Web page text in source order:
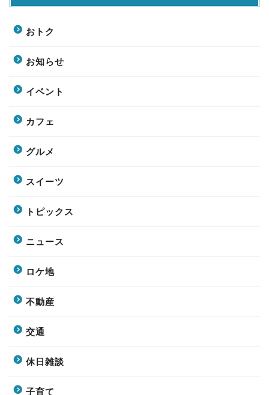
おトク
お知らせ
イベント
カフェ
グルメ
スイーツ
トピックス
ニュース
ロケ地
不動産
交通
休日雑談
子育て